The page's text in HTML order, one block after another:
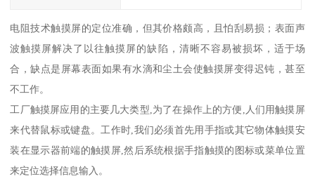
电阻技术触摸屏的定位准确，但其价格颇高，且怕刮易损；表面声
波触摸屏解决了以往触摸屏的缺陷，清晰不容易被损坏，适于场
合，缺点是屏幕表面如果有水滴和尘土会使触摸屏变得迟钝，甚至
不工作。
工厂触摸屏应用的主要几大类型,为了在操作上的方便,人们用触摸屏
来代替鼠标或键盘。工作时,我们必须首先用手指或其它物体触摸安
装在显示器前端的触摸屏,然后系统根据手指触摸的图标或菜单位置
来定位选择信息输入。